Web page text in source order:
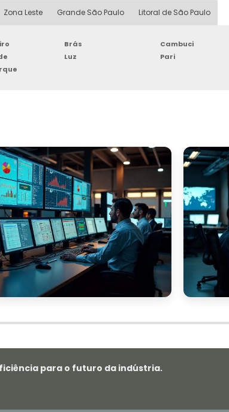
Zona Leste Grande São Paulo Litoral de São Paulo
Brás Cambuci
Luz Pari
para o futuro da indústria.